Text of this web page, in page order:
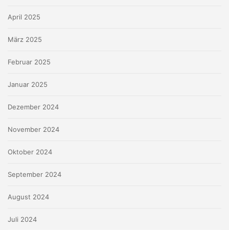
April 2025
März 2025
Februar 2025
Januar 2025
Dezember 2024
November 2024
Oktober 2024
September 2024
August 2024
Juli 2024